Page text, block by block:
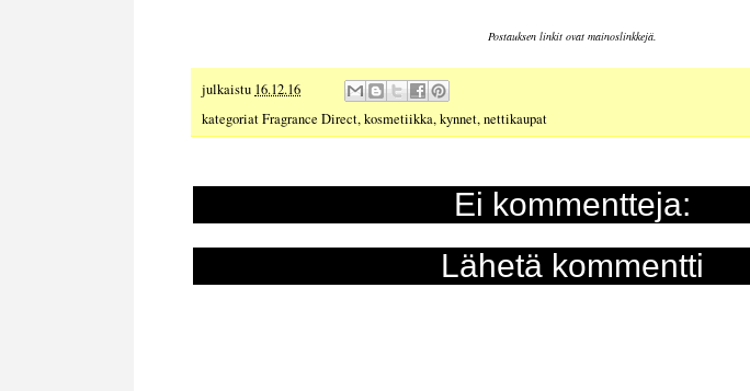
Postauksen linkit ovat mainoslinkkejä.
julkaistu 16.12.16
kategoriatFragrance Direct,kosmetiikka,kynnet,nettikaupat
Ei kommentteja:
Lähetä kommentti